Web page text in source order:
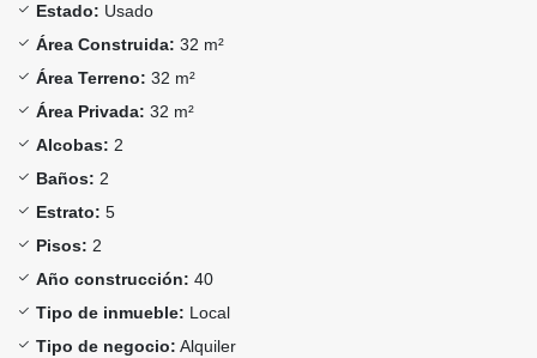
Estado: Usado
Área Construida: 32 m²
Área Terreno: 32 m²
Área Privada: 32 m²
Alcobas: 2
Baños: 2
Estrato: 5
Pisos: 2
Año construcción: 40
Tipo de inmueble: Local
Tipo de negocio: Alquiler